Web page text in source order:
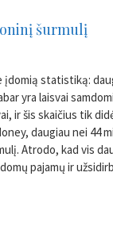
šurmulį
įdomią statistiką:
yra laisvai
ir šis skaičius tik
daugiau nei 44
Atrodo, kad vis
pajamų ir